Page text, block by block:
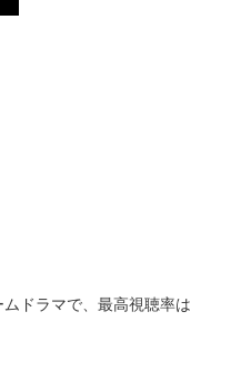
ドラマで、最高視聴率は